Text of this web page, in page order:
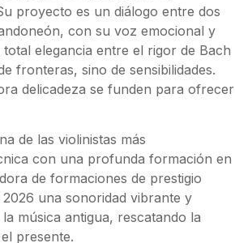
proyecto es un diálogo entre dos
con su voz emocional y
elegancia entre el rigor de Bach
fronteras, sino de sensibilidades.
delicadeza se funden para ofrecer
de las violinistas más
con una profunda formación en
de formaciones de prestigio
una sonoridad vibrante y
música antigua, rescatando la
presente.